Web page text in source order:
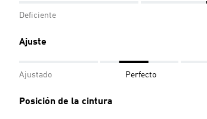
Deficiente
Ajuste
Ajustado Perfecto
Posición de la cintura